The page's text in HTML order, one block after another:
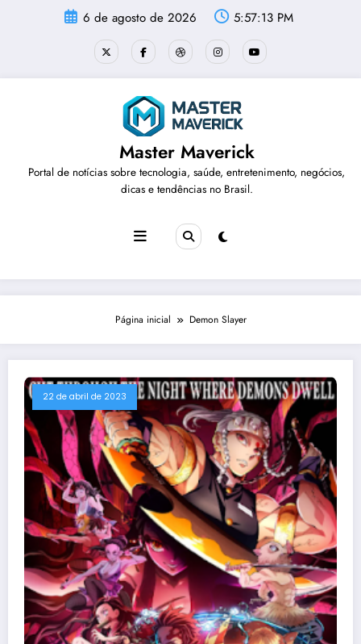
6 de agosto de 2026 5:57:13 PM
Master Maverick
Portal de notícias sobre tecnologia, saúde, entretenimento, negócios,
dicas e tendências no Brasil.
Página inicial Demon Slayer
22 de abril de 2023